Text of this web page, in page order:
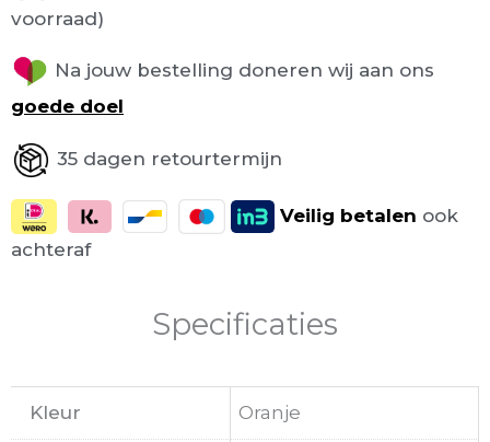
voorraad)
Na jouw bestelling doneren wij aan ons
goede doel
35 dagen retourtermijn
Veilig betalen ook
achteraf
Specificaties
Kleur Oranje